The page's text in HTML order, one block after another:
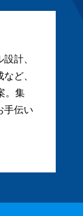
計、
ど、
。集
手伝い